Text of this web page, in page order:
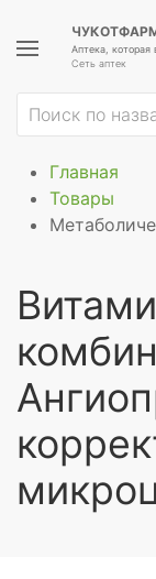
Аптека, которая
Сеть аптек
Главная
Товары